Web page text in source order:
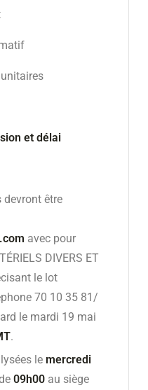
unitaires
et délai
devront être
avec pour
DIVERS ET
le lot
70 10 35 81/
le mardi 19 mai
.
le mercredi
09h00 au siège